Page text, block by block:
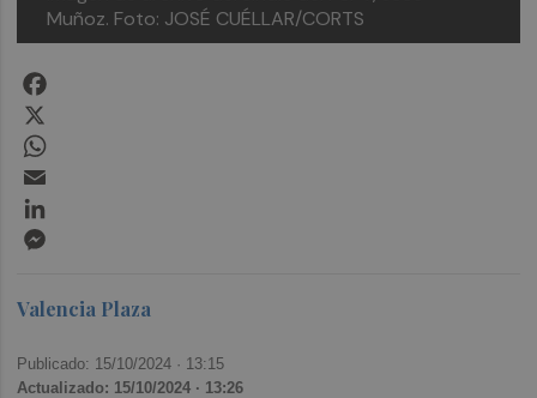
Muñoz. Foto: JOSÉ CUÉLLAR/CORTS
Valencia Plaza
Publicado: 15/10/2024 · 13:15
Actualizado: 15/10/2024 · 13:26